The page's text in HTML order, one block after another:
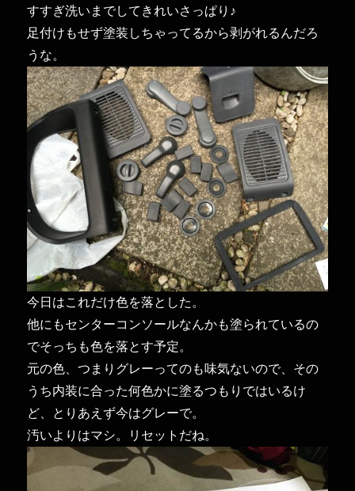
すすぎ洗いまでしてきれいさっぱり♪
足付けもせず塗装しちゃってるから剥がれるんだろ
うな。
今日はこれだけ色を落とした。
他にもセンターコンソールなんかも塗られているの
でそっちも色を落とす予定。
元の色、つまりグレーってのも味気ないので、その
うち内装に合った何色かに塗るつもりではいるけ
ど、とりあえず今はグレーで。
汚いよりはマシ。リセットだね。